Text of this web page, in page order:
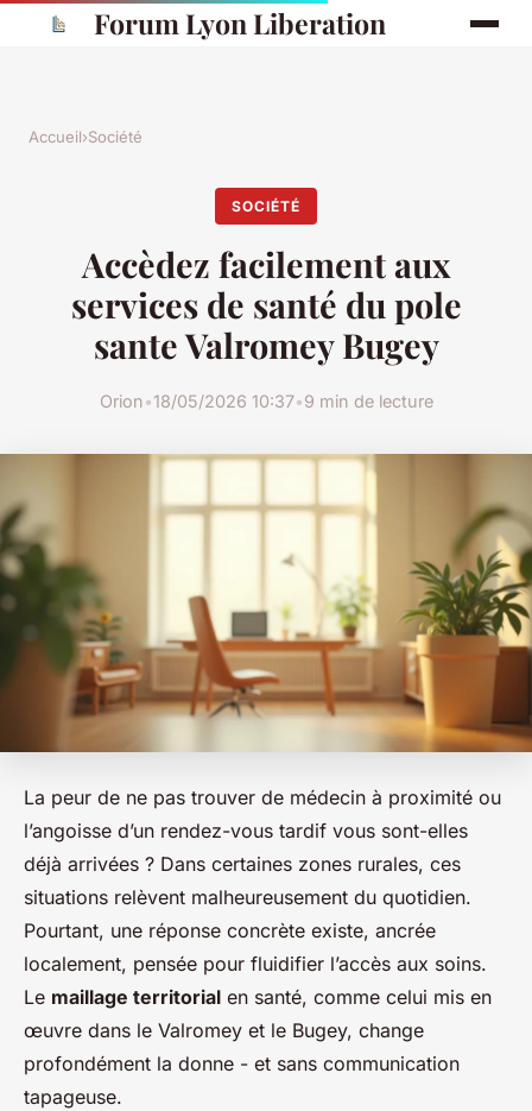
Forum Lyon Liberation
Accueil›Société
SOCIÉTÉ
Accèdez facilement aux
services de santé du pole
sante Valromey Bugey
Orion•18/05/2026 10:37•9 min de lecture
La peur de ne pas trouver de médecin à proximité ou
l’angoisse d’un rendez-vous tardif vous sont-elles
déjà arrivées ? Dans certaines zones rurales, ces
situations relèvent malheureusement du quotidien.
Pourtant, une réponse concrète existe, ancrée
localement, pensée pour fluidifier l’accès aux soins.
Le maillage territorial en santé, comme celui mis en
œuvre dans le Valromey et le Bugey, change
profondément la donne - et sans communication
tapageuse.